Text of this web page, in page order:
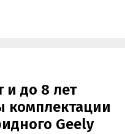
и до 8 лет
комплектации
Geely